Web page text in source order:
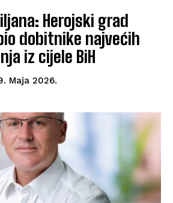
Herojski grad
dobitnike najvećih
iz cijele BiH
Maja 2026.